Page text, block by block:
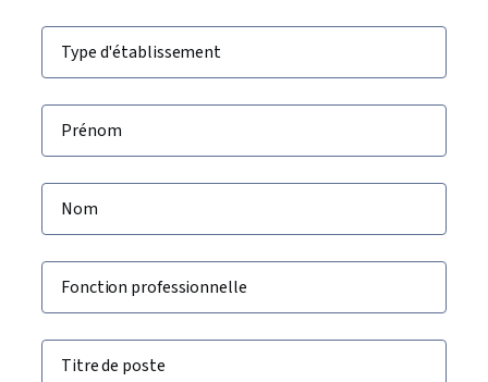
Type d'établissement
Prénom
Nom
Fonction professionnelle
Titre de poste